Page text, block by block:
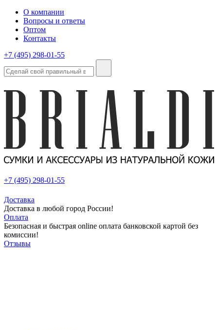
О компании
Вопросы и ответы
Оптом
Контакты
+7 (495) 298-01-55
+7 (495) 298-01-55
Доставка
Доставка в любой город России!
Оплата
Безопасная и быстрая online оплата банковской картой без
комиссии!
Отзывы